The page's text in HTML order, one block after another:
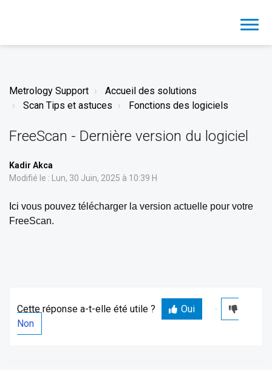
Metrology Support
Accueil des solutions
Scan Tips et astuces
Fonctions des logiciels
FreeScan - Dernière version du logiciel
Kadir Akca
Modifié le : Lun, 30 Juin, 2025 à 10:39 H
Ici vous pouvez télécharger la version actuelle pour votre
FreeScan.
Cette réponse a-t-elle été utile ?
Oui
Non